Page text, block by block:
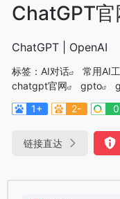
ChatGPT官
ChatGPT | OpenAI
标签： AI对话 常用AI
chatgpt官网
gpto
1+
2- 0
链接直达